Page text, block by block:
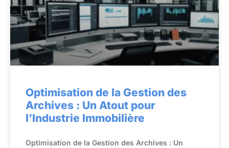
Optimisation de la Gestion des
Archives : Un Atout pour
l’Industrie Immobilière
Optimisation de la Gestion des Archives : Un